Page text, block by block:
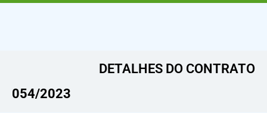
DETALHES DO CONTRATO​
054/2023